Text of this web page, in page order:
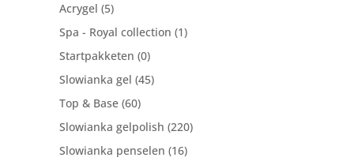
Acrygel (5)
Spa - Royal collection (1)
Startpakketen (0)
Slowianka gel (45)
Top & Base (60)
Slowianka gelpolish (220)
Slowianka penselen (16)